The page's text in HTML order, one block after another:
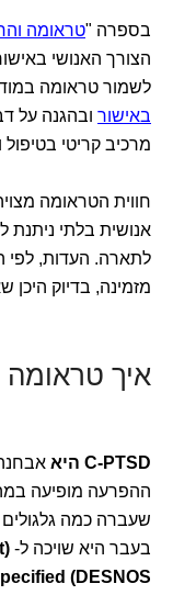
בספרה "טראומה
הצורך האנושי
לשמור טראומה
באישור ובהגנה על
מרכיב קריטי
חווית הטראומה
אנושית בלתי ניתנת
לתארה. העדות, לפי
מזמינה, בדיוק היכן
איך
C-PTSD היא
שעברה כמה גלגולים
בעבר היא שויכה ל-
(DESNOS